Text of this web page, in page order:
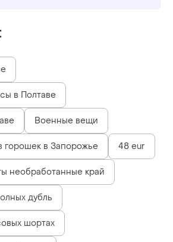
в Полтаве
Военные вещи
в Запорожье 48 eur
необработанные край
дубль
шортах